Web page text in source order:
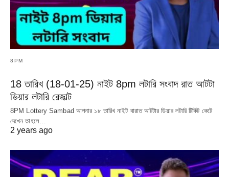
8PM
18 তারিখ (18-01-25) নাইট 8pm লটারি সংবাদ রাত আটটা
ডিয়ার লটারি রেজাল্ট
8PM Lottery Sambad আপনার ১৮ তারিখ নাইট বারাত আটটার ডিয়ার লটারি টিকিট কেটে
দেখেন তাহলে…
2 years ago